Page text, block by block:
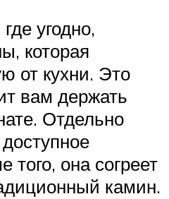
угодно,
которая
от кухни. Это
вам держать
Отдельно
того, она согреет
камин.